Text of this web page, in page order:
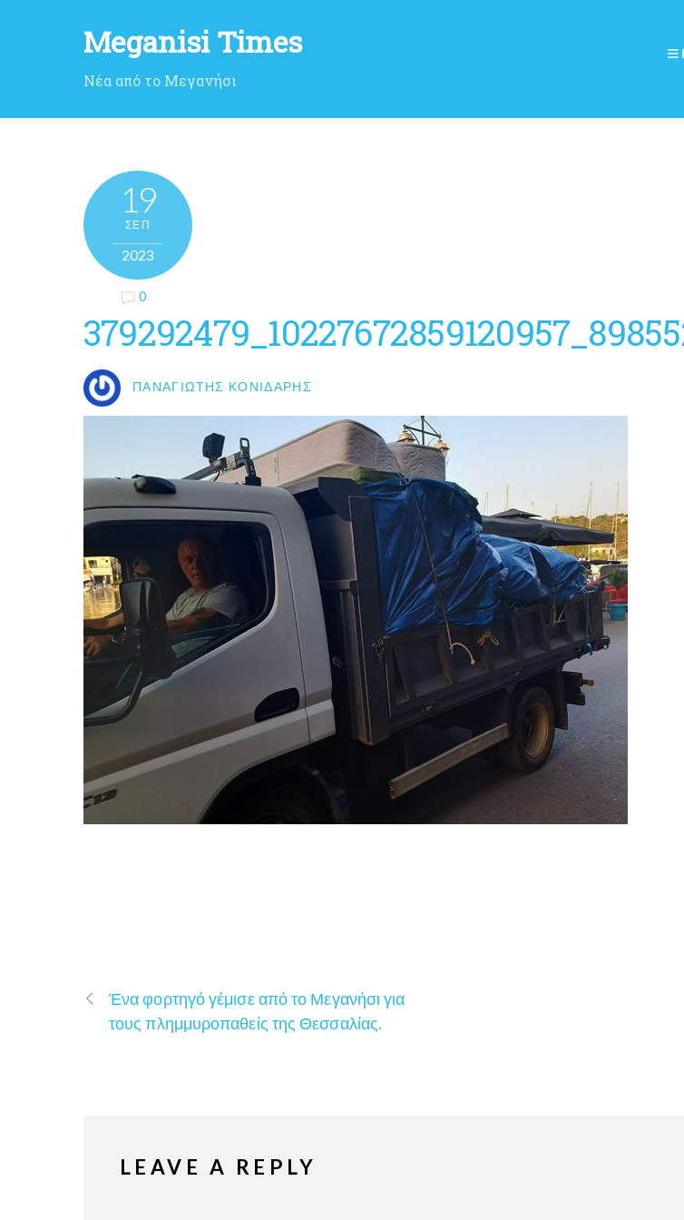
Meganisi Times
Νέα από το Μεγανήσι
19
ΣΕΠ
2023
0
ΠΑΝΑΓΙΏΤΗΣ ΚΟΝΙΔΆΡΗΣ
Ένα φορτηγό γέμισε από το Μεγανήσι για
τους πλημμυροπαθείς της Θεσσαλίας.
LEAVE A REPLY